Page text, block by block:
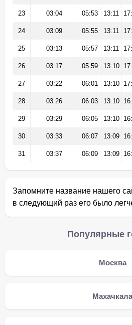
23 03:04 05:53 13:11
24 03:09 05:55 13:11
25 03:13 05:57 13:11
26 03:17 05:59 13:10
27 03:22 06:01 13:10
28 03:26 06:03 13:10
29 03:29 06:05 13:10
30 03:33 06:07 13:09
31 03:37 06:09 13:09
Запомните название нашего
в следующий раз его было
Популярные
Москва
Махачкала